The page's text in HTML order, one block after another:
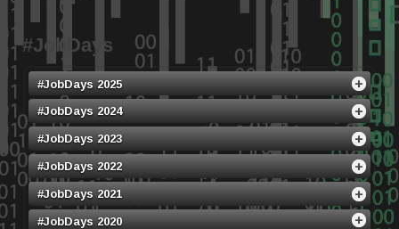
#JobDays
#JobDays 2025
#JobDays 2024
#JobDays 2023
#JobDays 2022
#JobDays 2021
#JobDays 2020